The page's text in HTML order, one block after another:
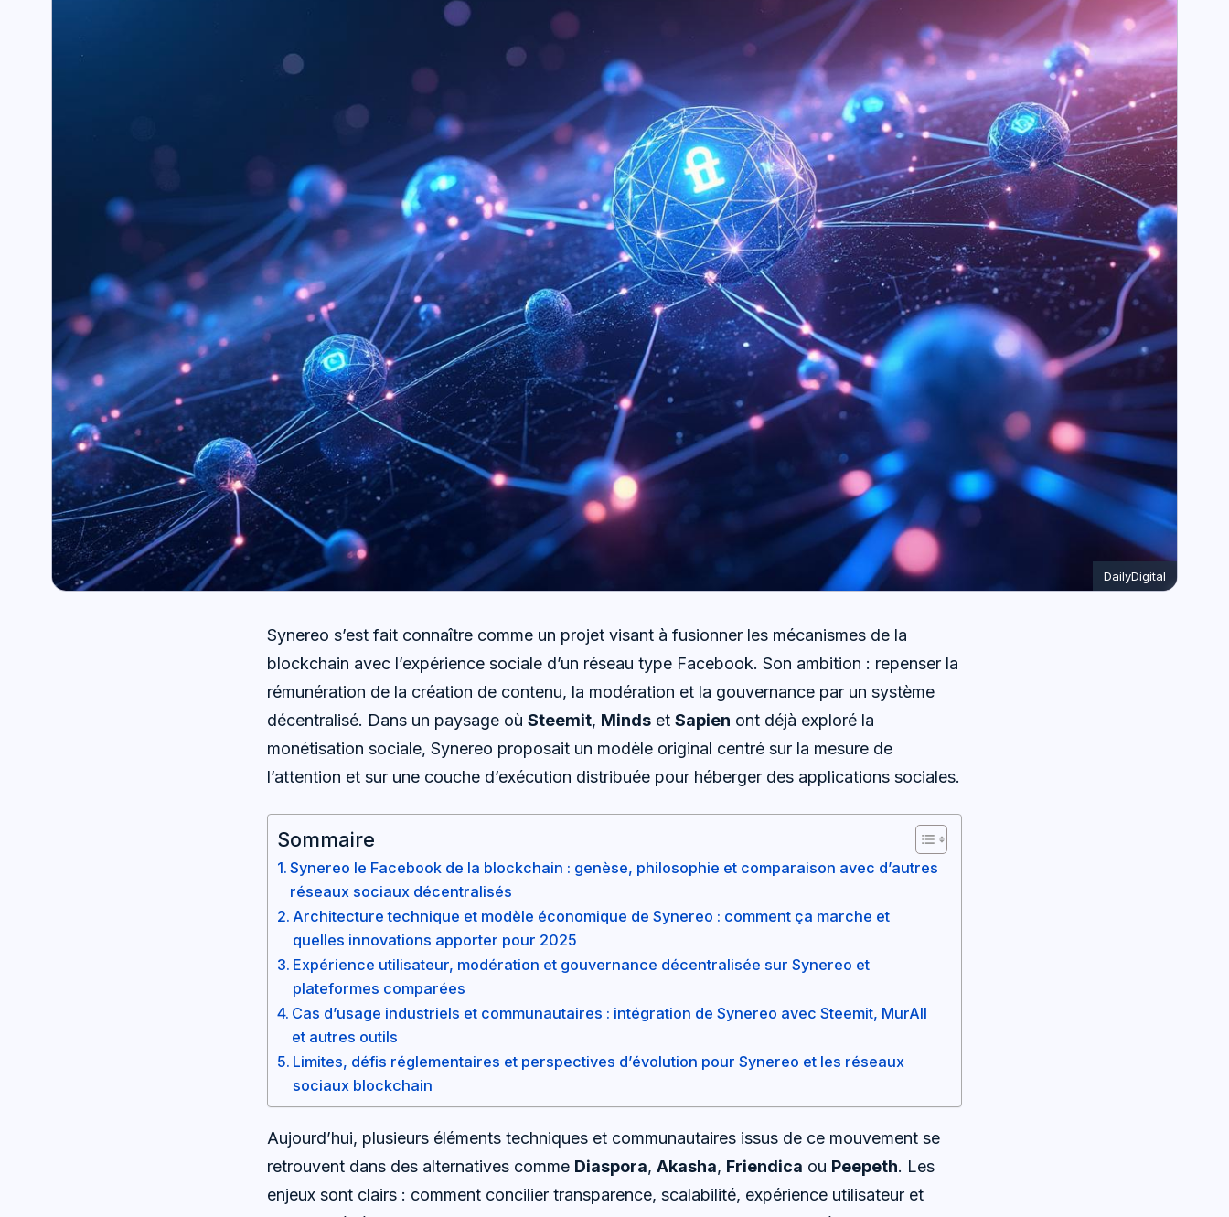
DailyDigital
Synereo s’est fait connaître comme un projet visant à fusionner les mécanismes de la
blockchain avec l’expérience sociale d’un réseau type Facebook. Son ambition : repenser la
rémunération de la création de contenu, la modération et la gouvernance par un système
décentralisé. Dans un paysage où Steemit, Minds et Sapien ont déjà exploré la
monétisation sociale, Synereo proposait un modèle original centré sur la mesure de
l’attention et sur une couche d’exécution distribuée pour héberger des applications sociales.
Sommaire
Synereo le Facebook de la blockchain : genèse, philosophie et comparaison avec d’autres
réseaux sociaux décentralisés
Architecture technique et modèle économique de Synereo : comment ça marche et
quelles innovations apporter pour 2025
Expérience utilisateur, modération et gouvernance décentralisée sur Synereo et
plateformes comparées
Cas d’usage industriels et communautaires : intégration de Synereo avec Steemit, MurAll
et autres outils
Limites, défis réglementaires et perspectives d’évolution pour Synereo et les réseaux
sociaux blockchain
Aujourd’hui, plusieurs éléments techniques et communautaires issus de ce mouvement se
retrouvent dans des alternatives comme Diaspora, Akasha, Friendica ou Peepeth. Les
enjeux sont clairs : comment concilier transparence, scalabilité, expérience utilisateur et